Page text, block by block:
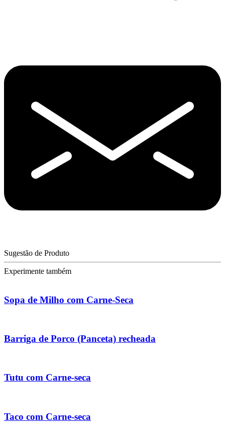
Sugestão de Produto
Experimente também
Sopa de Milho com Carne-Seca
Barriga de Porco (Panceta) recheada
Tutu com Carne-seca
Taco com Carne-seca